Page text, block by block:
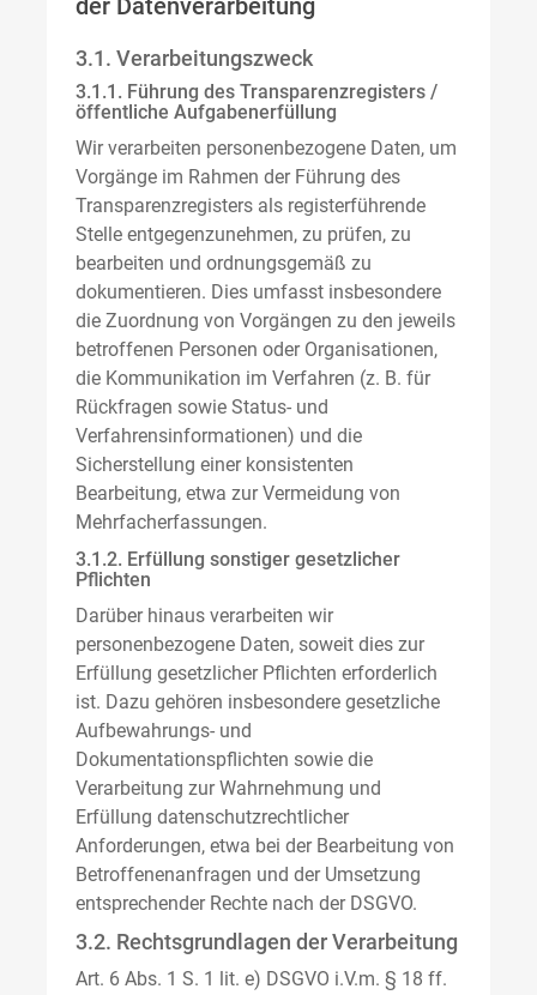
der Datenverarbeitung
3.1. Verarbeitungszweck
3.1.1. Führung des Transparenzregisters /
öffentliche Aufgabenerfüllung
Wir verarbeiten personenbezogene Daten, um
Vorgänge im Rahmen der Führung des
Transparenzregisters als registerführende
Stelle entgegenzunehmen, zu prüfen, zu
bearbeiten und ordnungsgemäß zu
dokumentieren. Dies umfasst insbesondere
die Zuordnung von Vorgängen zu den jeweils
betroffenen Personen oder Organisationen,
die Kommunikation im Verfahren (z. B. für
Rückfragen sowie Status- und
Verfahrensinformationen) und die
Sicherstellung einer konsistenten
Bearbeitung, etwa zur Vermeidung von
Mehrfacherfassungen.
3.1.2. Erfüllung sonstiger gesetzlicher
Pflichten
Darüber hinaus verarbeiten wir
personenbezogene Daten, soweit dies zur
Erfüllung gesetzlicher Pflichten erforderlich
ist. Dazu gehören insbesondere gesetzliche
Aufbewahrungs- und
Dokumentationspflichten sowie die
Verarbeitung zur Wahrnehmung und
Erfüllung datenschutzrechtlicher
Anforderungen, etwa bei der Bearbeitung von
Betroffenenanfragen und der Umsetzung
entsprechender Rechte nach der DSGVO.
3.2. Rechtsgrundlagen der Verarbeitung
Art. 6 Abs. 1 S. 1 lit. e) DSGVO i.V.m. § 18 ff.